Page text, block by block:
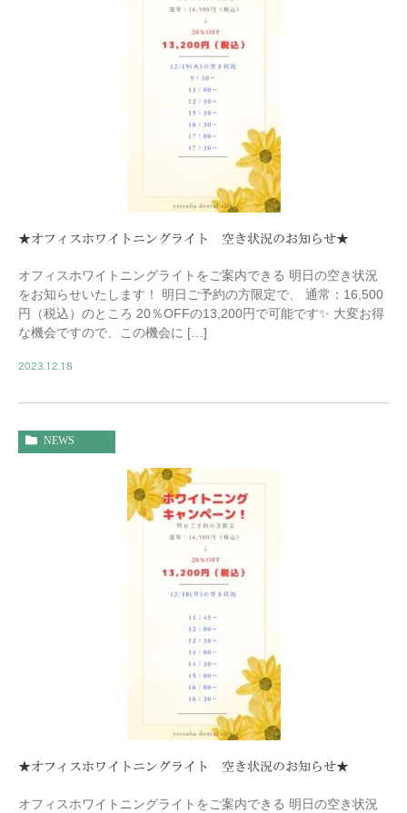
★オフィスホワイトニングライト 空き状況のお知らせ★
オフィスホワイトニングライトをご案内できる 明日の空き状況
をお知らせいたします！ 明日ご予約の方限定で、 通常：16,500
円（税込）のところ 20％OFFの13,200円で可能です✨ 大変お得
な機会ですので、この機会に […]
2023.12.18
NEWS
★オフィスホワイトニングライト 空き状況のお知らせ★
オフィスホワイトニングライトをご案内できる 明日の空き状況